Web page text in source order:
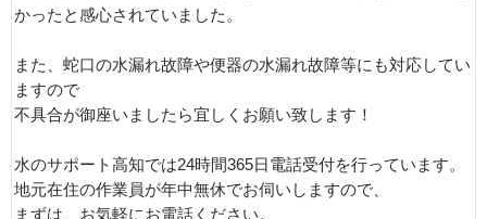
かったと感心されていました。
また、蛇口の水漏れ故障や便器の水漏れ故障等にも対応してい
ますので
不具合が御座いましたら宜しくお願い致します！
水のサポート高知では24時間365日電話受付を行っています。
地元在住の作業員が年中無休でお伺いしますので、
まずは、お気軽にお電話ください。